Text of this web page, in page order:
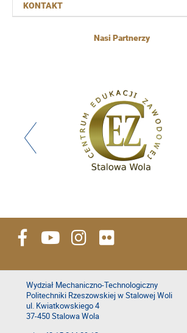
KONTAKT
Nasi Partnerzy
Wydział Mechaniczno-Technologiczny
Politechniki Rzeszowskiej w Stalowej Woli
ul. Kwiatkowskiego 4
37-450 Stalowa Wola